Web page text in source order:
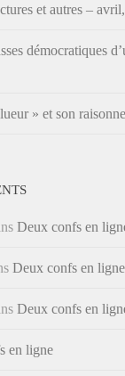
et autres –
démocratiques
» et son
Deux confs en
Deux confs en ligne
Deux confs en
en ligne